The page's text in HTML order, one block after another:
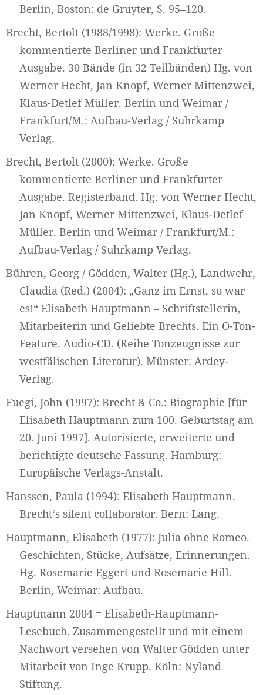
Berlin, Boston: de Gruyter, S. 95–120.
Brecht, Bertolt (1988/1998): Werke. Große
kommentierte Berliner und Frankfurter
Ausgabe. 30 Bände (in 32 Teilbänden) Hg. von
Werner Hecht, Jan Knopf, Werner Mittenzwei,
Klaus-Detlef Müller. Berlin und Weimar /
Frankfurt/M.: Aufbau-Verlag / Suhrkamp
Verlag.
Brecht, Bertolt (2000): Werke. Große
kommentierte Berliner und Frankfurter
Ausgabe. Registerband. Hg. von Werner Hecht,
Jan Knopf, Werner Mittenzwei, Klaus-Detlef
Müller. Berlin und Weimar / Frankfurt/M.:
Aufbau-Verlag / Suhrkamp Verlag.
Bühren, Georg / Gödden, Walter (Hg.), Landwehr,
Claudia (Red.) (2004): „Ganz im Ernst, so war
es!“ Elisabeth Hauptmann – Schriftstellerin,
Mitarbeiterin und Geliebte Brechts. Ein O-Ton-
Feature. Audio-CD. (Reihe Tonzeugnisse zur
westfälischen Literatur). Münster: Ardey-
Verlag.
Fuegi, John (1997): Brecht & Co.: Biographie [für
Elisabeth Hauptmann zum 100. Geburtstag am
20. Juni 1997]. Autorisierte, erweiterte und
berichtigte deutsche Fassung. Hamburg:
Europäische Verlags-Anstalt.
Hanssen, Paula (1994): Elisabeth Hauptmann.
Brecht‘s silent collaborator. Bern: Lang.
Hauptmann, Elisabeth (1977): Julia ohne Romeo.
Geschichten, Stücke, Aufsätze, Erinnerungen.
Hg. Rosemarie Eggert und Rosemarie Hill.
Berlin, Weimar: Aufbau.
Hauptmann 2004 = Elisabeth-Hauptmann-
Lesebuch. Zusammengestellt und mit einem
Nachwort versehen von Walter Gödden unter
Mitarbeit von Inge Krupp. Köln: Nyland
Stiftung.